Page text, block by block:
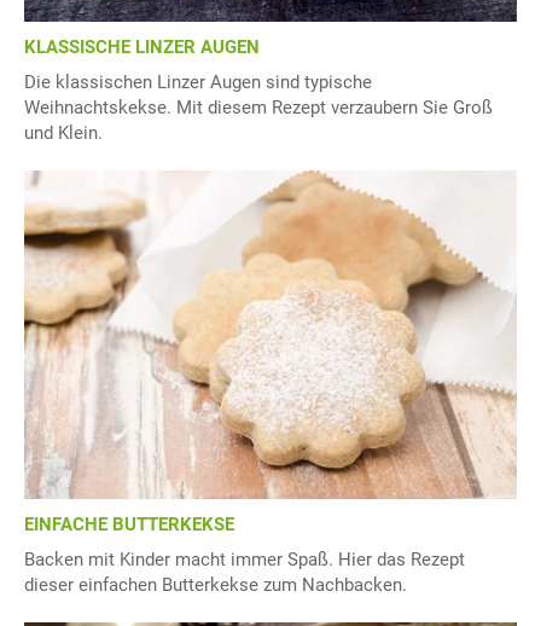
KLASSISCHE LINZER AUGEN
Die klassischen Linzer Augen sind typische
Weihnachtskekse. Mit diesem Rezept verzaubern Sie Groß
und Klein.
EINFACHE BUTTERKEKSE
Backen mit Kinder macht immer Spaß. Hier das Rezept
dieser einfachen Butterkekse zum Nachbacken.